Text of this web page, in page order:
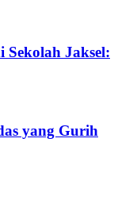
Sekolah Jaksel:
yang Gurih